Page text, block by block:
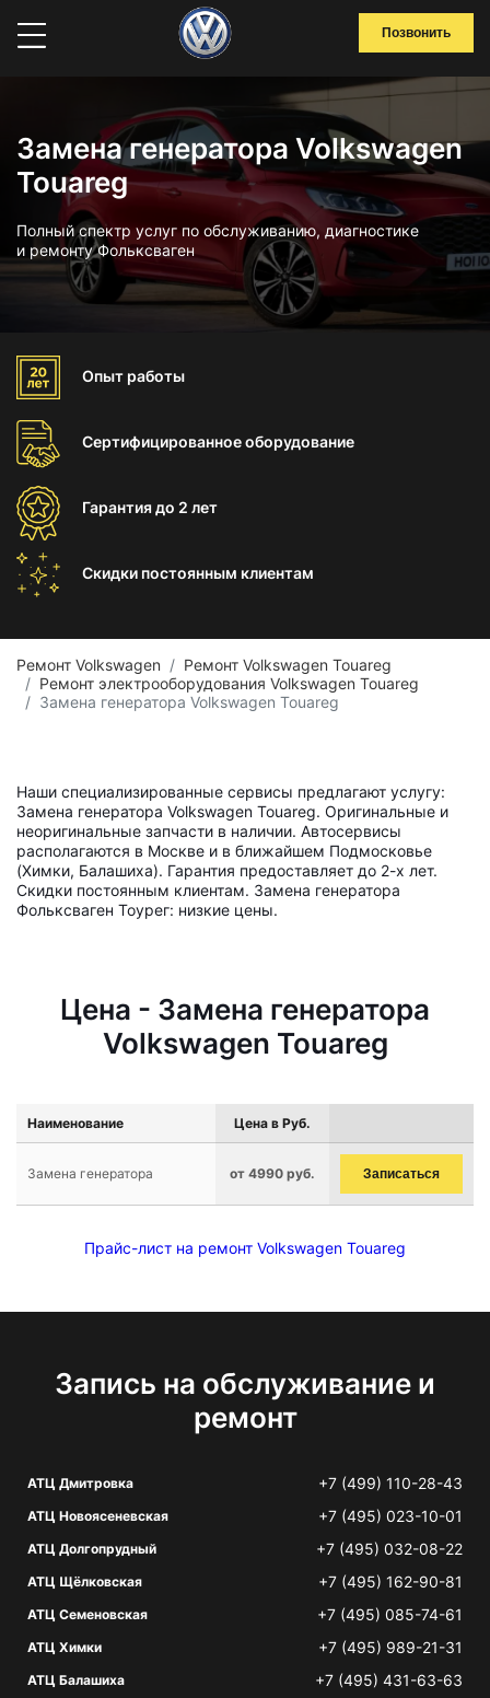
Позвонить
Замена генератора Volkswagen
Touareg
Полный спектр услуг по обслуживанию, диагностике
и ремонту Фольксваген
Опыт работы
Сертифицированноеоборудование
Гарантиядо 2 лет
Скидки постоянным клиентам
Ремонт Volkswagen
Ремонт Volkswagen Touareg
Ремонт электрооборудования Volkswagen Touareg
Замена генератора Volkswagen Touareg
Наши специализированные сервисы предлагают услугу:
Замена генератора Volkswagen Touareg. Оригинальные и
неоригинальные запчасти в наличии. Автосервисы
располагаются в Москве и в ближайшем Подмосковье
(Химки, Балашиха). Гарантия предоставляет до 2-х лет.
Скидки постоянным клиентам. Замена генератора
Фольксваген Тоурег: низкие цены.
Цена - Замена генератора
Volkswagen Touareg
Наименование Цена в Руб.
Замена генератора от 4990 руб. Записаться
Прайс-лист на ремонт Volkswagen Touareg
Запись на обслуживание и
ремонт
АТЦ Дмитровка +7 (499) 110-28-43
АТЦ Новоясеневская +7 (495) 023-10-01
АТЦ Долгопрудный +7 (495) 032-08-22
АТЦ Щёлковская +7 (495) 162-90-81
АТЦ Семеновская +7 (495) 085-74-61
АТЦ Химки +7 (495) 989-21-31
АТЦ Балашиха +7 (495) 431-63-63